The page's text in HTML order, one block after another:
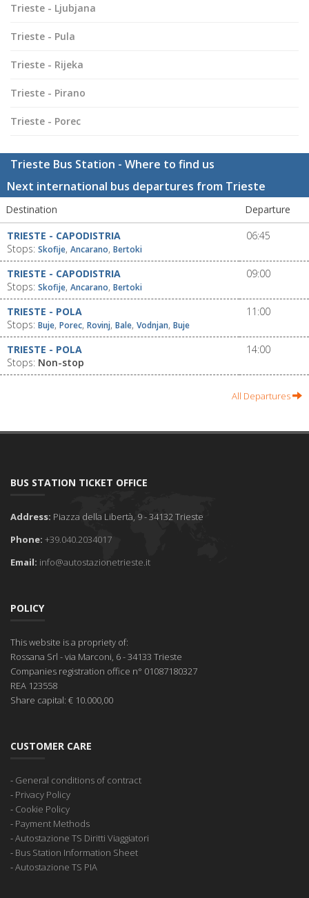
Trieste - Ljubjana
Trieste - Pula
Trieste - Rijeka
Trieste - Pirano
Trieste - Porec
Trieste Bus Station - Where to find us
Next international bus departures from Trieste
Destination
Departure
TRIESTE - CAPODISTRIA
Stops: Skofije, Ancarano, Bertoki
06:45
TRIESTE - CAPODISTRIA
Stops: Skofije, Ancarano, Bertoki
09:00
TRIESTE - POLA
Stops: Buje, Porec, Rovinj, Bale, Vodnjan, Buje
11:00
TRIESTE - POLA
Stops: Non-stop
14:00
All Departures
BUS STATION TICKET OFFICE
Address: Piazza della Libertà, 9 - 34132 Trieste
Phone: +39.040.2034017
Email: info@autostazionetrieste.it
POLICY
This website is a propriety of:
Rossana Srl - via Marconi, 6 - 34133 Trieste
Companies registration office n° 01087180327
REA 123558
Share capital: € 10.000,00
CUSTOMER CARE
- General conditions of contract
- Privacy Policy
- Cookie Policy
- Payment Methods
-Autostazione TS Diritti Viaggiatori
- Bus Station Information Sheet
-Autostazione TS PIA